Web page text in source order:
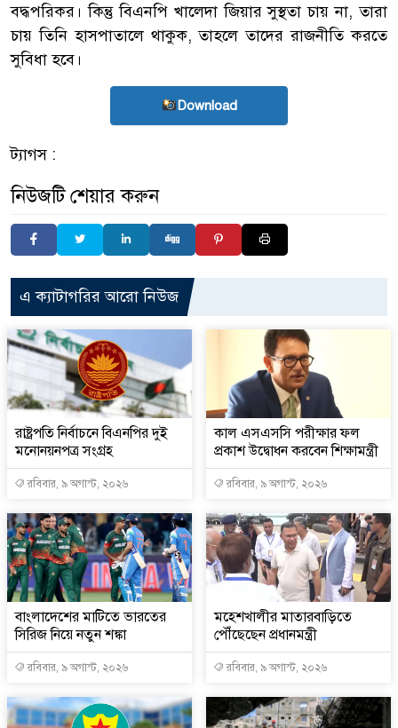
বদ্ধপরিকর। কিন্তু বিএনপি খালেদা জিয়ার সুস্থতা চায় না, তারা
চায় তিনি হাসপাতালে থাকুক, তাহলে তাদের রাজনীতি করতে
সুবিধা হবে।
Download
ট্যাগস :
নিউজটি শেয়ার করুন
এ ক্যাটাগরির আরো নিউজ
রাষ্ট্রপতি নির্বাচনে বিএনপির দুই
মনোনয়নপত্র সংগ্রহ
রবিবার, ৯ অগাস্ট, ২০২৬
কাল এসএসসি পরীক্ষার ফল
প্রকাশ উদ্বোধন করবেন শিক্ষামন্ত্রী
রবিবার, ৯ অগাস্ট, ২০২৬
বাংলাদেশের মাটিতে ভারতের
সিরিজ নিয়ে নতুন শঙ্কা
রবিবার, ৯ অগাস্ট, ২০২৬
মহেশখালীর মাতারবাড়িতে
পৌঁছেছেন প্রধানমন্ত্রী
রবিবার, ৯ অগাস্ট, ২০২৬